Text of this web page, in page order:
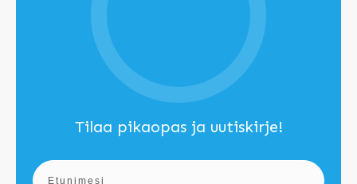
Tilaa pikaopas ja uutiskirje!